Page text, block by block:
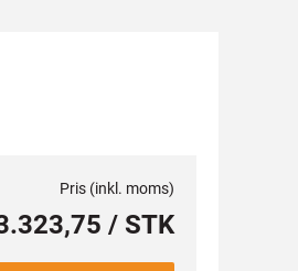
Pris (inkl. moms)
/ STK